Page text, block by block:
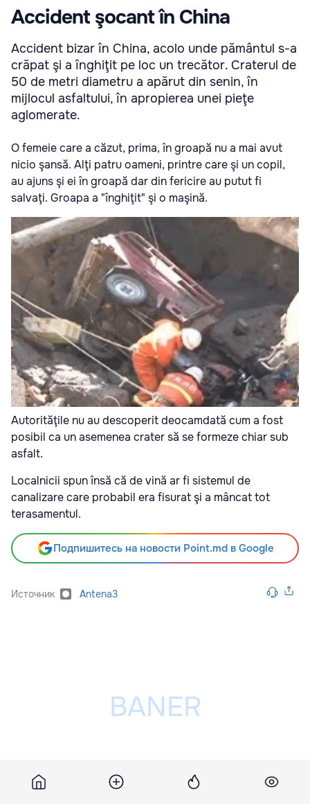
Accident şocant în China
Accident bizar în China, acolo unde pământul s-a
crăpat şi a înghiţit pe loc un trecător. Craterul de
50 de metri diametru a apărut din senin, în
mijlocul asfaltului, în apropierea unei pieţe
aglomerate.
O femeie care a căzut, prima, în groapă nu a mai avut
nicio şansă. Alţi patru oameni, printre care şi un copil,
au ajuns şi ei în groapă dar din fericire au putut fi
salvaţi. Groapa a "înghiţit" şi o maşină.
Autorităţile nu au descoperit deocamdată cum a fost
posibil ca un asemenea crater să se formeze chiar sub
asfalt.
Localnicii spun însă că de vină ar fi sistemul de
canalizare care probabil era fisurat şi a mâncat tot
terasamentul.
Подпишитесь на новости Point.md в Google
Источник Antena3